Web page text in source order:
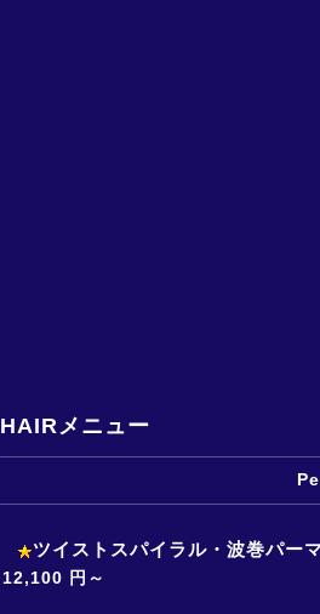
HAIRメニュー
ツイストスパイラル・波巻パー
12,100 円～